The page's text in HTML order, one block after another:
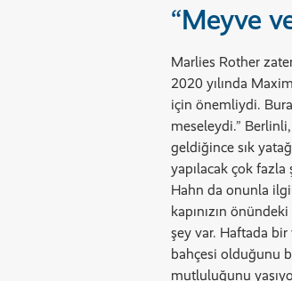
“Meyve
Marlies Rother
2020 yılında
için önemliydi.
meseleydi.”
geldiğince sık
yapılacak çok
Hahn da onunla
kapınızın
şey var. Haftada
bahçesi olduğunu
mutluluğunu